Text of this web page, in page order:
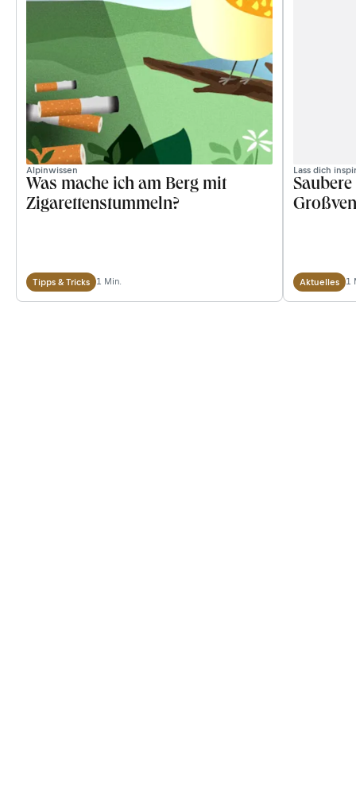
Alpinwissen
Was mache ich am Berg mit
Zigarettenstummeln?
Tipps & Tricks 1 Min.
Lass dich
Aktuelles 1